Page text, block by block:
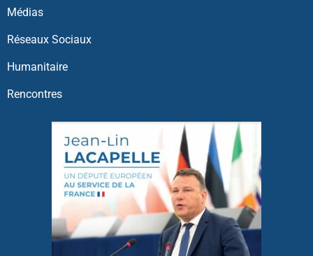
Médias
Réseaux Sociaux
Humanitaire
Rencontres